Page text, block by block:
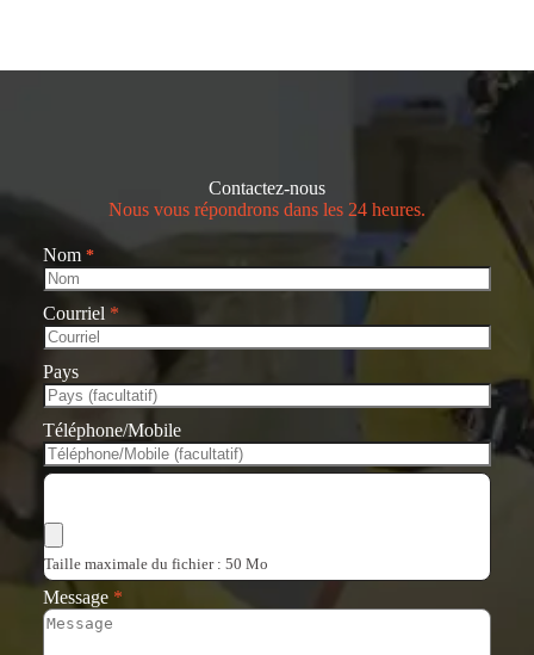
Contactez-nous
Nous vous répondrons dans les 24 heures.
Nom *
Courriel *
Pays
Téléphone/Mobile
Taille maximale du fichier : 50 Mo
Message *